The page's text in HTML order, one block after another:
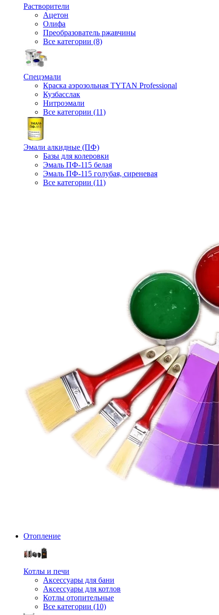
Растворители
Ацетон
Олифа
Преобразователь ржавчины
Все категории (8)
Спецэмали
Краска аэрозольная TYTAN Professional
Кузбасслак
Нитроэмали
Все категории (11)
Эмали алкидные (ПФ)
Базы для колеровки
Эмаль ПФ-115 белая
Эмаль ПФ-115 голубая, сиреневая
Все категории (11)
Отопление
Котлы и печи
Аксессуары для бани
Аксессуары для котлов
Котлы отопительные
Все категории (10)